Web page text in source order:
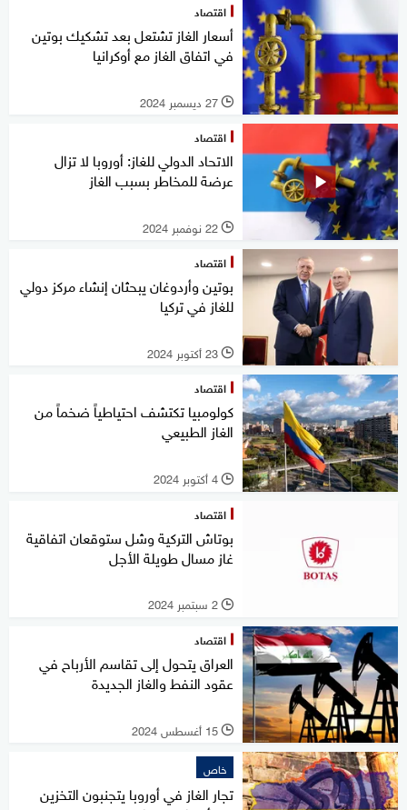
اقتصاد
أسعار الغاز تشتعل بعد تشكيك بوتين
في اتفاق الغاز مع أوكرانيا
l 27 ديسمبر 2024
اقتصاد
الاتحاد الدولي للغاز: أوروبا لا تزال
عرضة للمخاطر بسبب الغاز
l 22 نوفمبر 2024
اقتصاد
بوتين وأردوغان يبحثان إنشاء مركز دولي
للغاز في تركيا
l 23 أكتوبر 2024
اقتصاد
كولومبيا تكتشف احتياطياً ضخماً من
الغاز الطبيعي
l 4 أكتوبر 2024
اقتصاد
بوتاش التركية وشل ستوقعان اتفاقية
غاز مسال طويلة الأجل
l 2 سبتمبر 2024
اقتصاد
العراق يتحول إلى تقاسم الأرباح في
عقود النفط والغاز الجديدة
l 15 أغسطس 2024
خاص
تجار الغاز في أوروبا يتجنبون التخزين